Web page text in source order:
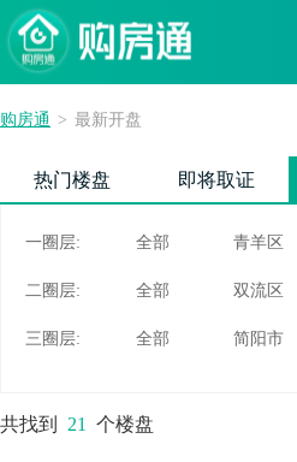
购房通 > 最新开盘
热门楼盘 即将取证
一圈层: 全部 青羊区
二圈层: 全部 双流区
三圈层: 全部 简阳市
共找到 21 个楼盘